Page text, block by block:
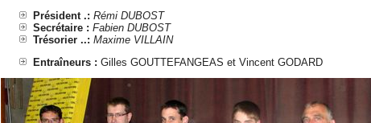
Président .: Rémi DUBOST
Secrétaire : Fabien DUBOST
Trésorier ..: Maxime VILLAIN
Entraîneurs : Gilles GOUTTEFANGEAS et Vincent GODARD